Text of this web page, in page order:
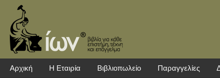
Αρχική Η Εταιρία Βιβλιοπωλείο Παραγγελίες